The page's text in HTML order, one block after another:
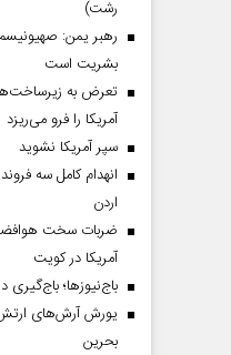
رشت)
رهبر یمن:
بشریت است
تعرض به
آمریکا را فرو می‌ریزد
سپر آمریکا نشوید
اردن
ضربات سخت
آمریکا در کویت
باج‌نیوزها؛
یورش آرش‌های ارتش
بحرین